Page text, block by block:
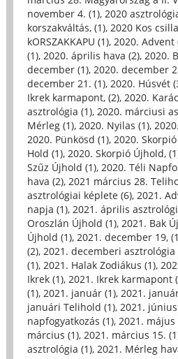
november 4. (1), 2020
korszakváltás, (1), 2020 Kos
kORSZAKKAPU (1), 2020. Advent
(1), 2020. április hava (2), 2020.
december (1), 2020. december
december 21. (1), 2020. Húsvét
Ikrek karmapont, (2), 2020.
asztrológia (1), 2020. márciusi
Mérleg (1), 2020. Nyilas (1),
2020. Pünkösd (1), 2020. Skorpió
Hold (1), 2020. Skorpió Újhold,
Szűz Újhold (1), 2020. Téli
hava (2), 2021 március 28.
asztrológiai képlete (6), 2021.
napja (1), 2021. április
Oroszlán Újhold (1), 2021. Bak
Újhold (1), 2021. december 19,
(2), 2021. decemberi asztrológia
(1), 2021. Halak Zodiákus (1),
Ikrek (1), 2021. Ikrek karmapont
(1), 2021. január (1), 2021.
januári Telihold (1), 2021.
napfogyatkozás (1), 2021.
március (1), 2021. március 15.
asztrológia (1), 2021. Mérleg